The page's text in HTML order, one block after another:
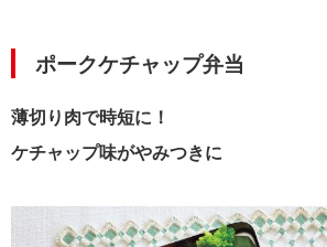
ポークケチャップ弁当
薄切り肉で時短に！
ケチャップ味がやみつきに